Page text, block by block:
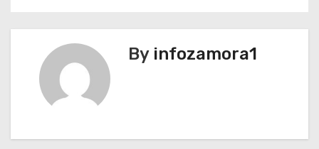
ó
By infozamora1